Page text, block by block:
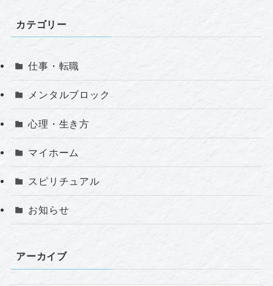
カテゴリー
仕事・転職
メンタルブロック
心理・生き方
マイホーム
スピリチュアル
お知らせ
アーカイブ